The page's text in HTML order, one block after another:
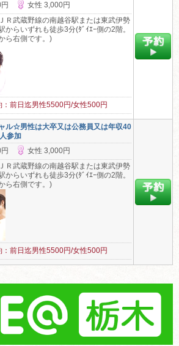
円
女性 3,000円
Ｒ武蔵野線の南越谷駅または東武伊勢
からいずれも徒歩3分(ﾀﾞｲｴｰ側の2階。
ら右側です。)
：前日迄男性5500円/女性500円
ル☆男性は大卒又は公務員又は年収40
参加
円
女性 3,000円
Ｒ武蔵野線の南越谷駅または東武伊勢
からいずれも徒歩3分(ﾀﾞｲｴｰ側の2階。
ら右側です。)
：前日迄男性5500円/女性500円